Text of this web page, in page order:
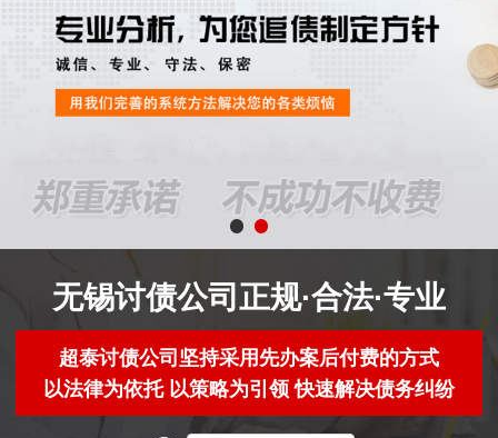
无锡讨债公司正规·合法·专业
超泰讨债公司坚持采用先办案后付费的方式
以法律为依托 以策略为引领 快速解决债务纠纷